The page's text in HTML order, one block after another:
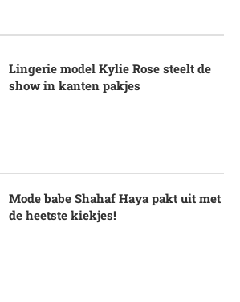
Lingerie model Kylie Rose steelt de
show in kanten pakjes
Mode babe Shahaf Haya pakt uit met
de heetste kiekjes!